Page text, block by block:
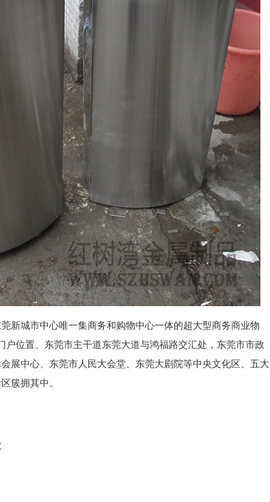
城市中心唯一集商务和购物中心一体的超大型商务商业物
户位置、东莞市主干道东莞大道与鸿福路交汇处，东莞市市政
展中心、东莞市人民大会堂、东莞大剧院等中央文化区、五大
簇拥其中。